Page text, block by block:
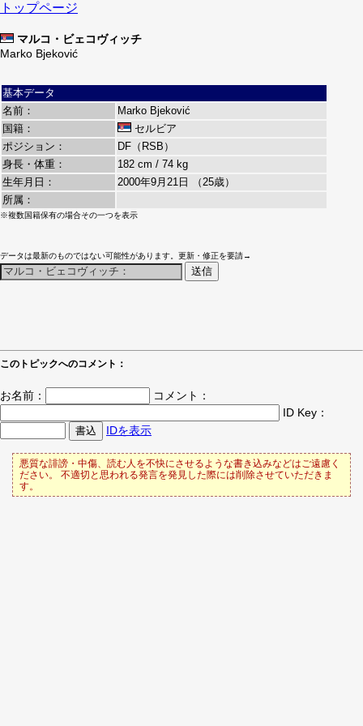
トップページ
マルコ・ビェコヴィッチ
Marko Bjeković
基本データ
名前：
Marko Bjeković
国籍：
セルビア
ポジション：
DF（RSB）
身長・体重：
182 cm / 74 kg
生年月日：
2000年9月21日 （25歳）
所属：
※複数国籍保有の場合その一つを表示
データは最新のものではない可能性があります。更新・修正を要請→
このトピックへのコメント：
お名前：
コメント：
ID Key：
IDを表示
悪質な誹謗・中傷、読む人を不快にさせるような書き込みなどはご遠慮く
ださい。 不適切と思われる発言を発見した際には削除させていただきま
す。